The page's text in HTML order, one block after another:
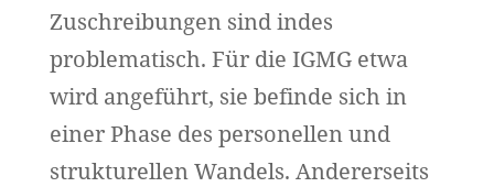
Zuschreibungen sind indes
problematisch. Für die IGMG etwa
wird angeführt, sie befinde sich in
einer Phase des personellen und
strukturellen Wandels. Andererseits